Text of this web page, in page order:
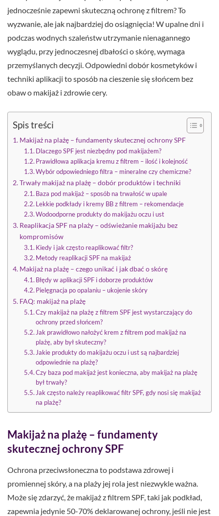
jednocześnie zapewni skuteczną ochronę z filtrem? To
wyzwanie, ale jak najbardziej do osiągnięcia! W upalne dni i
podczas wodnych szaleństw utrzymanie nienagannego
wyglądu, przy jednoczesnej dbałości o skórę, wymaga
przemyślanych decyzji. Odpowiedni dobór kosmetyków i
techniki aplikacji to sposób na cieszenie się słońcem bez
obaw o makijaż i zdrowie cery.
Spis treści
Makijaż na plażę – fundamenty skutecznej ochrony SPF
Dlaczego SPF jest niezbędny pod makijażem?
Prawidłowa aplikacja kremu z filtrem – ilość i kolejność
Wybór odpowiedniego filtra – mineralne czy chemiczne?
Trwały makijaż na plażę – dobór produktów i techniki
Baza pod makijaż – sposób na trwałość w upale
Lekkie podkłady i kremy BB z filtrem – rekomendacje
Wodoodporne produkty do makijażu oczu i ust
Reaplikacja SPF na plaży – odświeżanie makijażu bez
kompromisów
Kiedy i jak często reaplikować filtr?
Metody reaplikacji SPF na makijaż
Makijaż na plażę – czego unikać i jak dbać o skórę
Błędy w aplikacji SPF i doborze produktów
Pielęgnacja po opalaniu – ukojenie skóry
FAQ: makijaż na plażę
Czy makijaż na plażę z filtrem SPF jest wystarczający do
ochrony przed słońcem?
Jak prawidłowo nałożyć krem z filtrem pod makijaż na
plażę, aby był skuteczny?
Jakie produkty do makijażu oczu i ust są najbardziej
odpowiednie na plażę?
Czy baza pod makijaż jest konieczna, aby makijaż na plażę
był trwały?
Jak często należy reaplikować filtr SPF, gdy nosi się makijaż
na plażę?
Makijaż na plażę – fundamenty
skutecznej ochrony SPF
Ochrona przeciwsłoneczna to podstawa zdrowej i
promiennej skóry, a na plaży jej rola jest niezwykle ważna.
Może się zdarzyć, że makijaż z filtrem SPF, taki jak podkład,
zapewnia jedynie 50-70% deklarowanej ochrony, jeśli nie jest